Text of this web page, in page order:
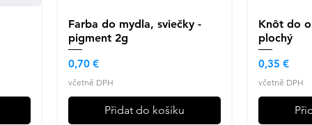
Rychlý náhled
Farba do mydla, sviečky -
pigment 2g
Cena
0,70 €
včetně DPH
Přidat do košíku
Knôt do
plochý
Cena
0,35 €
včetně DPH